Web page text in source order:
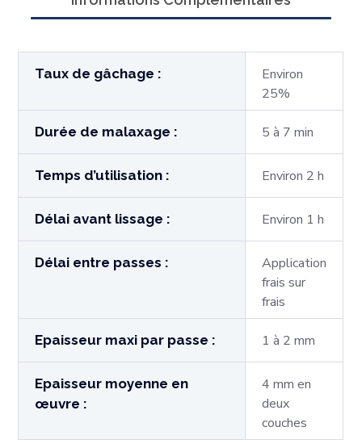
Taux de gâchage :
Environ
25%
Durée de malaxage : 5 à 7 min
Temps d’utilisation : Environ 2 h
Délai avant lissage : Environ 1 h
Délai entre passes :
Application
frais sur
frais
Epaisseur maxi par passe : 1 à 2 mm
Epaisseur moyenne en
œuvre :
4 mm en
deux
couches